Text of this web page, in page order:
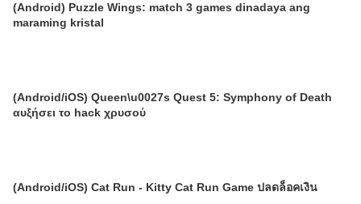
(Android) Puzzle Wings: match 3 games dinadaya ang
maraming kristal
(Android/iOS) Queen\u0027s Quest 5: Symphony of Death
αυξήσει το hack χρυσού
(Android/iOS) Cat Run - Kitty Cat Run Game ปลดล็อคเงิน